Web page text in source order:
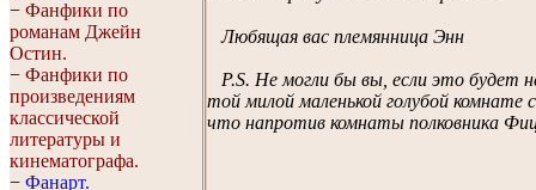
− Фанфики по
романам Джейн
Остин.
− Фанфики по
произведениям
классической
литературы и
кинематографа.
− Фанарт.
Любящая вас племянница Энн
P.S. Не могли бы вы, если это будет
той милой маленькой голубой комнате
что напротив комнаты полковника